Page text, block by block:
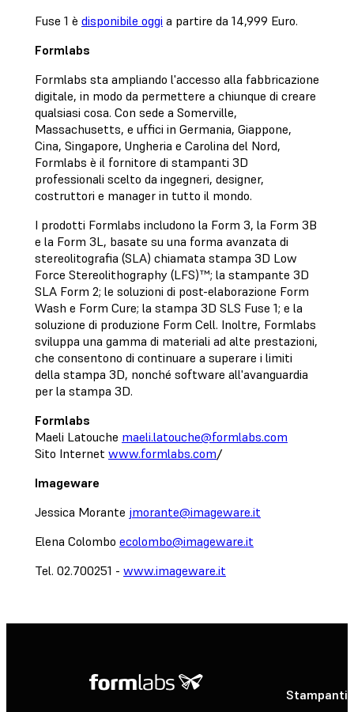
Fuse 1 è disponibile oggi a partire da 14,999 Euro.
Formlabs
Formlabs sta ampliando l'accesso alla fabbricazione
digitale, in modo da permettere a chiunque di creare
qualsiasi cosa. Con sede a Somerville,
Massachusetts, e uffici in Germania, Giappone,
Cina, Singapore, Ungheria e Carolina del Nord,
Formlabs è il fornitore di stampanti 3D
professionali scelto da ingegneri, designer,
costruttori e manager in tutto il mondo.
I prodotti Formlabs includono la Form 3, la Form 3B
e la Form 3L, basate su una forma avanzata di
stereolitografia (SLA) chiamata stampa 3D Low
Force Stereolithography (LFS)™; la stampante 3D
SLA Form 2; le soluzioni di post-elaborazione Form
Wash e Form Cure; la stampa 3D SLS Fuse 1; e la
soluzione di produzione Form Cell. Inoltre, Formlabs
sviluppa una gamma di materiali ad alte prestazioni,
che consentono di continuare a superare i limiti
della stampa 3D, nonché software all'avanguardia
per la stampa 3D.
Formlabs
Maeli Latouche maeli.latouche@formlabs.com
Sito Internet www.formlabs.com/
Imageware
Jessica Morante jmorante@imageware.it
Elena Colombo ecolombo@imageware.it
Tel. 02.700251 - www.imageware.it
Stampanti